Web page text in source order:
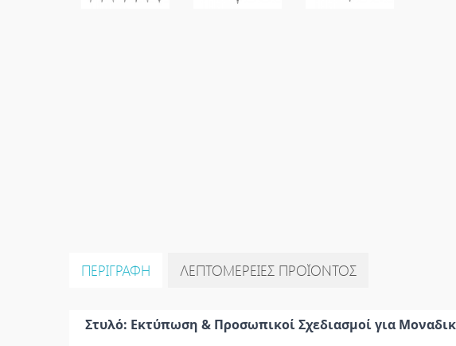
ΠΕΡΙΓΡΑΦΉ ΛΕΠΤΟΜΈΡΕΙΕΣ ΠΡΟΪΌΝΤΟΣ
Στυλό: Εκτύπωση & Προσωπικοί Σχεδιασμοί για